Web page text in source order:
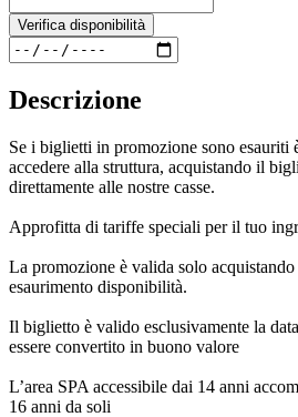
Verifica disponibilità
Descrizione
Se i biglietti in promozione sono esauriti
accedere alla struttura, acquistando il
direttamente alle nostre casse.
Approfitta di tariffe speciali per il tuo
La promozione è valida solo
esaurimento disponibilità.
Il biglietto è valido esclusivamente la
essere convertito in buono valore
L’area SPA accessibile dai 14 anni
16 anni da soli